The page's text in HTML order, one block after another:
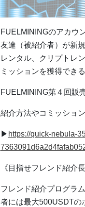
FUELMININGのアカウ
友達（被紹介者）が新
レンタル、クリプトレ
ミッションを獲得でき
FUELMINING第４回販
紹介⽅法やコミッショ
▶︎ https://quick-nebula-
《⽬指せフレンド紹介
フレンド紹介プログラ
者には最⼤500USDTの